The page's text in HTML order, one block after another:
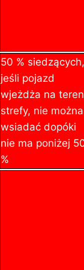
50 % siedzących,
jeśli pojazd
wjeżdża na teren
strefy, nie można
wsiadać dopóki
nie ma poniżej
%